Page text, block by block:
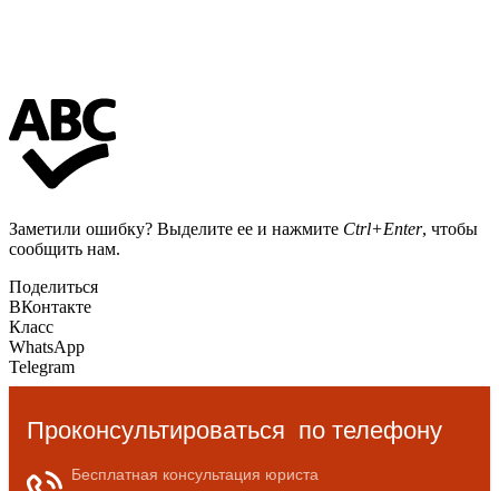
Заметили ошибку? Выделите ее и нажмите Ctrl+Enter, чтобы
сообщить нам.
Поделиться
ВКонтакте
Класс
WhatsApp
Telegram